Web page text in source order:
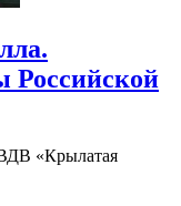
Российской
«Крылатая